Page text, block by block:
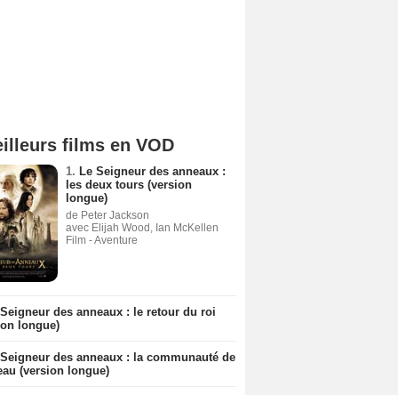
films en VOD
1. Le Seigneur des anneaux :
les deux tours (version
longue)
de Peter Jackson
avec Elijah Wood, Ian McKellen
Film - Aventure
des anneaux : le retour du roi
longue)
des anneaux : la communauté de
(version longue)